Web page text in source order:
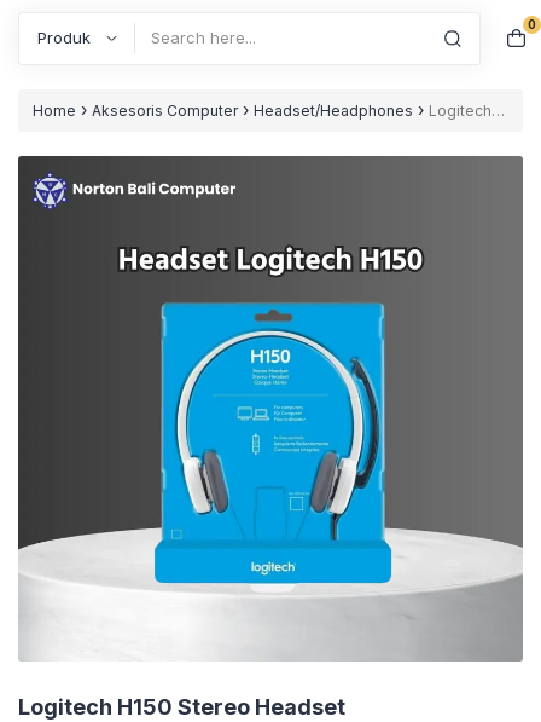
0
Home › Aksesoris Computer › Headset/Headphones › Logitech
Logitech H150 Stereo Headset